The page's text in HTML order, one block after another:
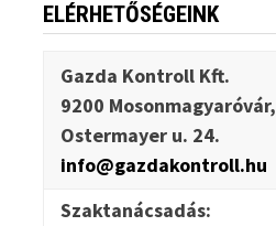
ELÉRHETŐSÉGEINK
Gazda Kontroll Kft.
9200 Mosonmagyaróvár,
Ostermayer u. 24.
info@gazdakontroll.hu
Szaktanácsadás: